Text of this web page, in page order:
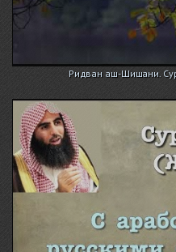
Ридван аш-Шишани.